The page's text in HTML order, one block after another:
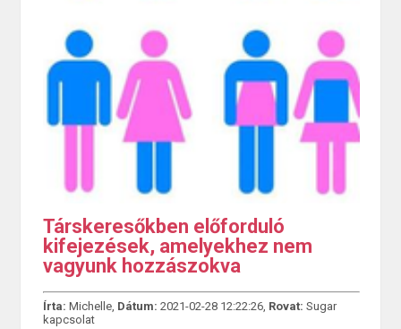
Társkeresőkben előforduló
kifejezések, amelyekhez nem
vagyunk hozzászokva
Írta: Michelle, Dátum: 2021-02-28 12:22:26, Rovat: Sugar
kapcsolat